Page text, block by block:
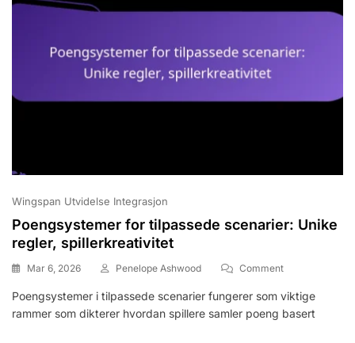
Wingspan Utvidelse Integrasjon
Poengsystemer for tilpassede scenarier: Unike
regler, spillerkreativitet
Mar 6, 2026 Penelope Ashwood CommentOn
For
Tilpassede
Poengsystemer i tilpassede scenarier fungerer som viktige
rammer som dikterer hvordan spillere samler poeng basert